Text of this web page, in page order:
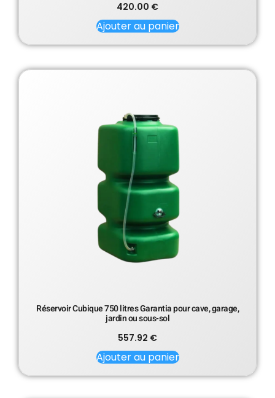
420.00 €
Ajouter au panier
Réservoir Cubique 750 litres Garantia pour cave, garage,
jardin ou sous-sol
557.92 €
Ajouter au panier